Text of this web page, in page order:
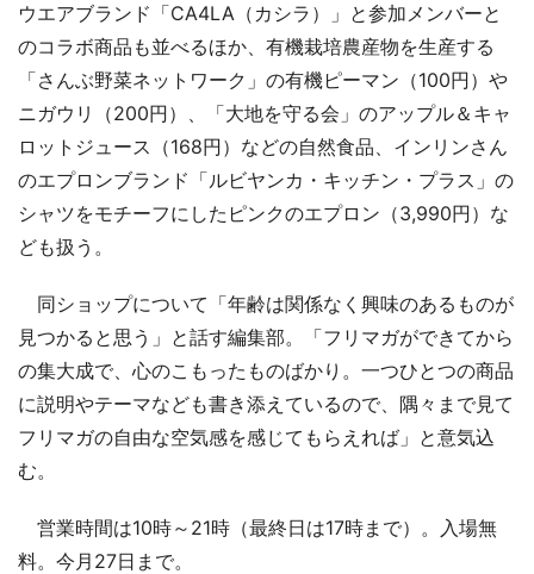
ウエアブランド「CA4LA（カシラ）」と参加メンバーと
のコラボ商品も並べるほか、有機栽培農産物を生産する
「さんぶ野菜ネットワーク」の有機ピーマン（100円）や
ニガウリ（200円）、「大地を守る会」のアップル＆キャ
ロットジュース（168円）などの自然食品、インリンさん
のエプロンブランド「ルビヤンカ・キッチン・プラス」の
シャツをモチーフにしたピンクのエプロン（3,990円）な
ども扱う。
同ショップについて「年齢は関係なく興味のあるものが
見つかると思う」と話す編集部。「フリマガができてから
の集大成で、心のこもったものばかり。一つひとつの商品
に説明やテーマなども書き添えているので、隅々まで見て
フリマガの自由な空気感を感じてもらえれば」と意気込
む。
営業時間は10時～21時（最終日は17時まで）。入場無
料。今月27日まで。